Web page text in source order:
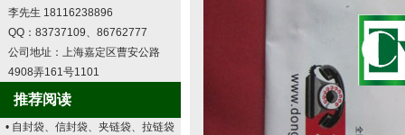
李先生 18116238896
QQ：83737109、86762777
公司地址：上海嘉定区曹安公路
4908弄161号1101
推荐阅读
• 自封袋、信封袋、夹链袋、拉链袋